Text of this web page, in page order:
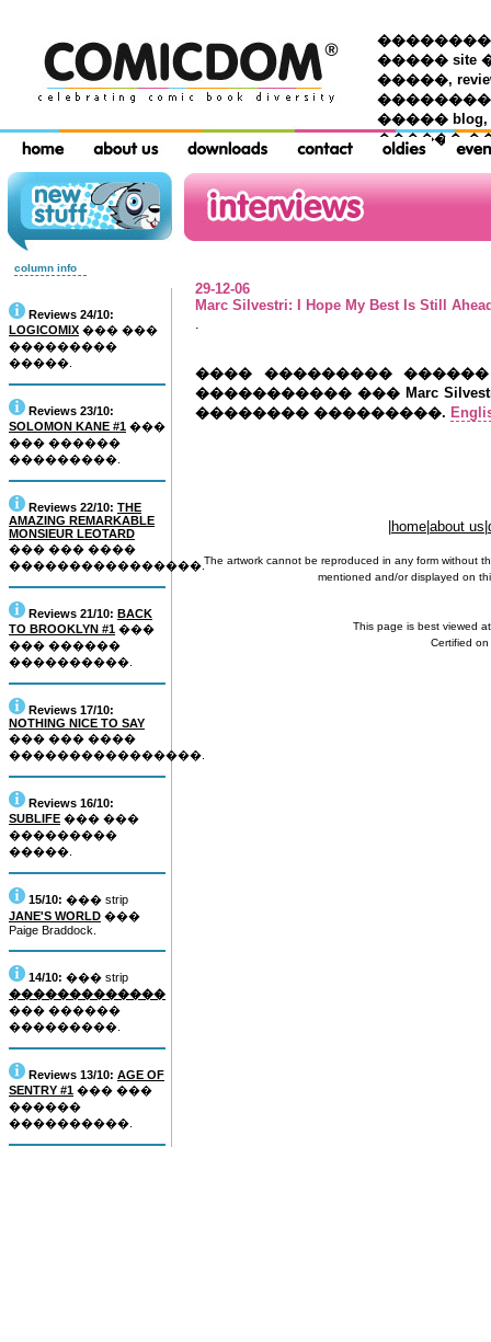
���������
����� site
�����,
����� blog,
������
column info
Reviews 24/10:
LOGICOMIX ��� ���
���������
�����.
Reviews 23/10:
SOLOMON KANE #1 ���
��� ������
���������.
Reviews 22/10: THE
AMAZING REMARKABLE
MONSIEUR LEOTARD
��� ��� ����
����������������.
Reviews 21/10: BACK
TO BROOKLYN #1 ���
��� ������
����������.
Reviews 17/10:
NOTHING NICE TO SAY
��� ��� ����
����������������.
Reviews 16/10:
SUBLIFE ��� ���
���������
�����.
15/10: ��� strip
JANE'S WORLD ���
Paige Braddock.
14/10: ��� strip
�������������
��� ������
���������.
Reviews 13/10: AGE OF
SENTRY #1 ��� ���
������
����������.
29-12-06
Marc Silvestri: I Hope My Best Is Still
.
���� ��������� ������
����������� ��� Marc
�������� ���������.
home about us
The artwork cannot be reproduced in any form without
mentioned and/or displayed on
This page is best viewed
Certified on